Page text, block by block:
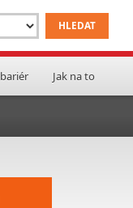
Jak na to